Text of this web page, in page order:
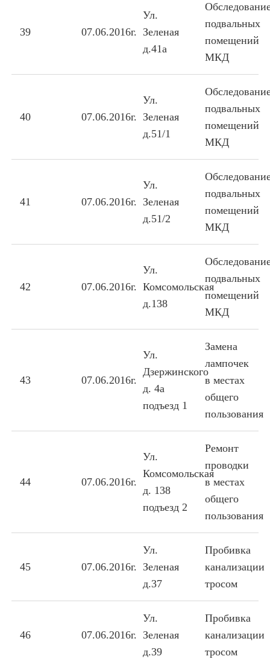
39 07.06.2016г.
Ул.
Зеленая
д.41а
подвальных
помещений
МКД
40 07.06.2016г.
Ул.
Зеленая
д.51/1
подвальных
помещений
МКД
41 07.06.2016г.
Ул.
Зеленая
д.51/2
подвальных
помещений
МКД
42 07.06.2016г.
Ул.
Комсомольская
д.138
подвальных
помещений
МКД
43 07.06.2016г.
Ул.
Дзержинского
д. 4а
подъезд 1
Замена
лампочек
в местах
общего
пользования
44 07.06.2016г.
Ул.
Комсомольская
д. 138
подъезд 2
Ремонт
проводки
в местах
общего
пользования
45 07.06.2016г.
Ул.
Зеленая
д.37
Пробивка
канализации
тросом
46 07.06.2016г.
Ул.
Зеленая
д.39
Пробивка
канализации
тросом